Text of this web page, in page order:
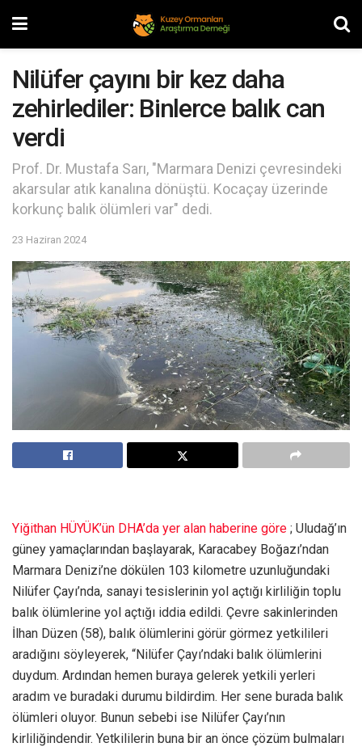
Nilüfer çayını bir kez daha
zehirlediler: Binlerce balık can
verdi
Prof. Dr. Mustafa Sarı, "Marmara Denizi çevresindeki
akarsular atık kanalına dönüştü. Kocaçay üzerinde
korkunç balık ölümleri var" dedi.
23 Haziran 2024
Yiğithan HÜYÜK’ün DHA’da yer alan haberine göre ; Uludağ’ın
güney yamaçlarından başlayarak, Karacabey Boğazı’ndan
Marmara Denizi’ne dökülen 103 kilometre uzunluğundaki
Nilüfer Çayı’nda, sanayi tesislerinin yol açtığı kirliliğin toplu
balık ölümlerine yol açtığı iddia edildi. Çevre sakinlerinden
İlhan Düzen (58), balık ölümlerini görür görmez yetkilileri
aradığını söyleyerek, “Nilüfer Çayı’ndaki balık ölümlerini
duydum. Ardından hemen buraya gelerek yetkili yerleri
aradım ve buradaki durumu bildirdim. Her sene burada balık
ölümleri oluyor. Bunun sebebi ise Nilüfer Çayı’nın
kirliliğindendir. Yetkililerin buna bir an önce çözüm bulmaları